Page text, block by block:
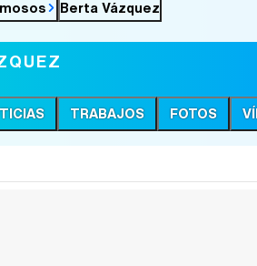
Berta Vázquez
TRABAJOS FOTOS